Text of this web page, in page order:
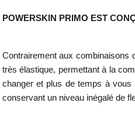
POWERSKIN PRIMO EST
Contrairement aux combinaisons
très élastique, permettant à la
changer et plus de temps à
conservant un niveau inégalé de